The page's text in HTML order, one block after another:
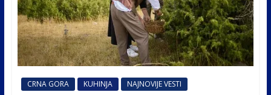
CRNA GORA KUHINJA NAJNOVIJE VESTI